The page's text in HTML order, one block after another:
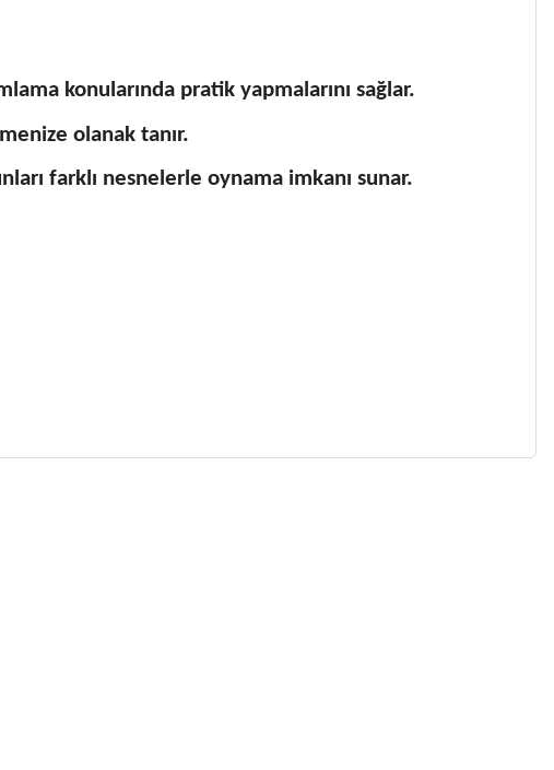
konularında pratik yapmalarını sağlar.
olanak tanır.
farklı nesnelerle oynama imkanı sunar.